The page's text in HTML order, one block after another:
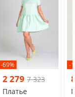
-69%
2 279 7 323
Платье
-